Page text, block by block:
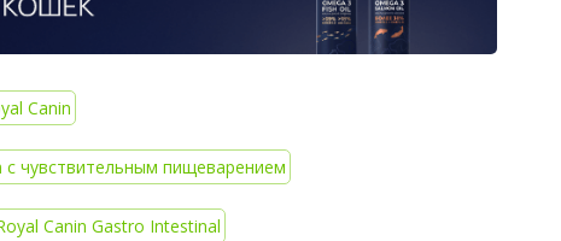
Canin
с чувствительным пищеварением
Canin Gastro Intestinal